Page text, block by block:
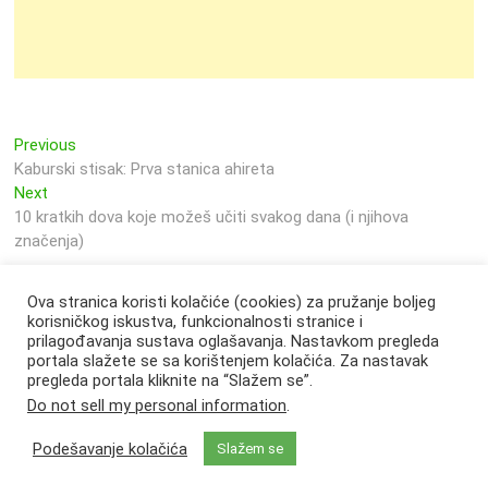
Navigacija
objava
Previous
post:
Kaburski stisak: Prva stanica ahireta
Next
post:
10 kratkih dova koje možeš učiti svakog dana (i njihova
značenja)
Svjetlo Islama| Designed by: Theme Freesia
Ova stranica koristi kolačiće (cookies) za pružanje boljeg
korisničkog iskustva, funkcionalnosti stranice i
prilagođavanja sustava oglašavanja. Nastavkom pregleda
portala slažete se sa korištenjem kolačića. Za nastavak
pregleda portala kliknite na “Slažem se”.
Do not sell my personal information.
Podešavanje kolačića Slažem se